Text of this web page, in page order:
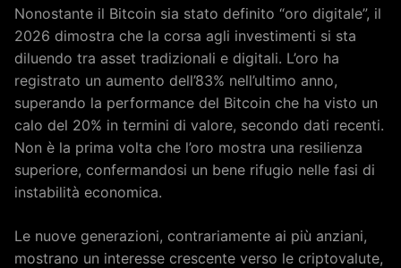
Nonostante il Bitcoin sia stato definito “oro digitale”, il
2026 dimostra che la corsa agli investimenti si sta
diluendo tra asset tradizionali e digitali. L’oro ha
registrato un aumento dell’83% nell’ultimo anno,
superando la performance del Bitcoin che ha visto un
calo del 20% in termini di valore, secondo dati recenti.
Non è la prima volta che l’oro mostra una resilienza
superiore, confermandosi un bene rifugio nelle fasi di
instabilità economica.
Le nuove generazioni, contrariamente ai più anziani,
mostrano un interesse crescente verso le criptovalute,